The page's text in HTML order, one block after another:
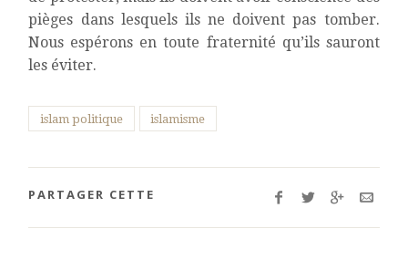
pièges dans lesquels ils ne doivent pas tomber.
Nous espérons en toute fraternité qu’ils sauront
les éviter.
islam politique islamisme
PARTAGER CETTE